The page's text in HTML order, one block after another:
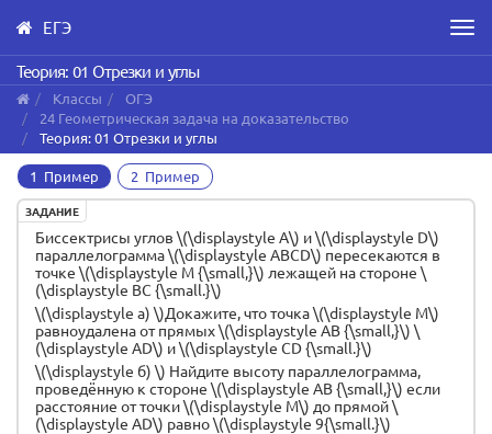
Skip
to
main
content
ЕГЭ
Теория: 01 Отрезки и углы
Классы
ОГЭ
24 Геометрическая задача на доказательство
Теория: 01 Отрезки и углы
1 Пример 2 Пример
ЗАДАНИЕ
Биссектрисы углов \(\displaystyle A\) и \(\displaystyle D\)
параллелограмма \(\displaystyle ABCD\) пересекаются в
точке \(\displaystyle M {\small,}\) лежащей на стороне \
(\displaystyle BC {\small.}\)
\(\displaystyle a) \)Докажите, что точка \(\displaystyle M\)
равноудалена от прямых \(\displaystyle AB {\small,}\) \
(\displaystyle AD\) и \(\displaystyle CD {\small.}\)
\(\displaystyle б) \) Найдите высоту параллелограмма,
проведённую к стороне \(\displaystyle AB {\small,}\) если
расстояние от точки \(\displaystyle M\) до прямой \
(\displaystyle AD\) равно \(\displaystyle 9{\small.}\)